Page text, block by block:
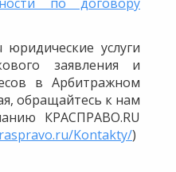
услуги
заявления и
в Арбитражном
обращайтесь к нам
КРАСПРАВО.RU
Kontakty/)